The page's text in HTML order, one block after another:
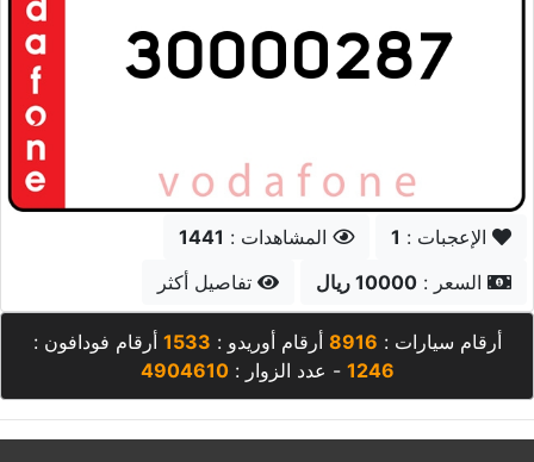
الإعجبات :2 المشاهدات :1494
السعر :7000 ريال تفاصيل أكثر
أرقام سيارات : 8916 أرقام أوريدو : 1533 أرقام فودافون :
1246 - عدد الزوار :4904610